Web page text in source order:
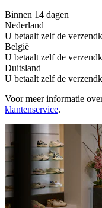
Binnen 14 dagen
Nederland
U betaalt zelf de
België
U betaalt zelf de
Duitsland
U betaalt zelf de
Voor meer informatie
klantenservice.